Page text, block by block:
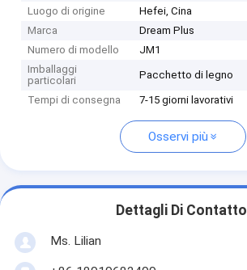
Luogo di origine
Hefei, Cina
Marca
Dream Plus
Numero di modello
JM1
Imballaggi
particolari
Pacchetto di legno
Tempi di consegna 7-15 giorni lavorativi
Osservi più
Dettagli Di Contatto
Ms. Lilian